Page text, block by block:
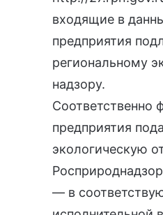
входящие в
предприятия
региональному
надзору.
Соответственно
предприятия
экологическую
— в